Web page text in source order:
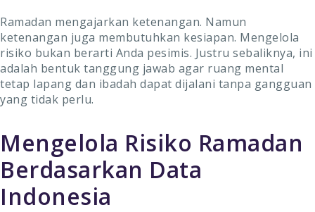
Ramadan mengajarkan ketenangan. Namun
ketenangan juga membutuhkan kesiapan. Mengelola
risiko bukan berarti Anda pesimis. Justru sebaliknya, ini
adalah bentuk tanggung jawab agar ruang mental
tetap lapang dan ibadah dapat dijalani tanpa gangguan
yang tidak perlu.
Mengelola Risiko Ramadan
Berdasarkan Data
Indonesia